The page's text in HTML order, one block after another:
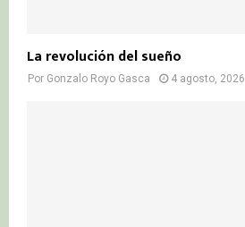
La revolución del sueño
Por Gonzalo Royo Gasca 4 agosto, 2026